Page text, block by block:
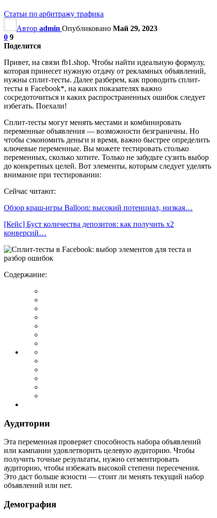
Статьи по арбитражу трафика
Автор admin Опубликовано Май 29, 2023
0 9
Поделится
Привет, на связи fb1.shop. Чтобы найти идеальную формулу,
которая принесет нужную отдачу от рекламных объявлений,
нужны сплит-тесты. Далее разберем, как проводить сплит-
тесты в Facebook*, на каких показателях важно
сосредоточиться и каких распространенных ошибок следует
избегать. Поехали!
Сплит-тесты могут менять местами и комбинировать
переменные объявления — возможности безграничны. Но
чтобы сэкономить деньги и время, важно быстрее определить
ключевые переменные. Вы можете тестировать столько
переменных, сколько хотите. Только не забудьте сузить выбор
до конкретных целей. Вот элементы, которым следует уделять
внимание при тестировании:
Сейчас читают:
Обзор краш-игры Balloon: высокий потенциал, низкая…
[Кейс] Буст количества депозитов: как получить х2
конверсий…
Содержание:
Аудитории
Эта переменная проверяет способность набора объявлений
или кампании удовлетворить целевую аудиторию. Чтобы
получить точные результаты, нужно сегментировать
аудиторию, чтобы избежать высокой степени пересечения.
Это даст больше ясности — стоит ли менять текущий набор
объявлений или нет.
Демография